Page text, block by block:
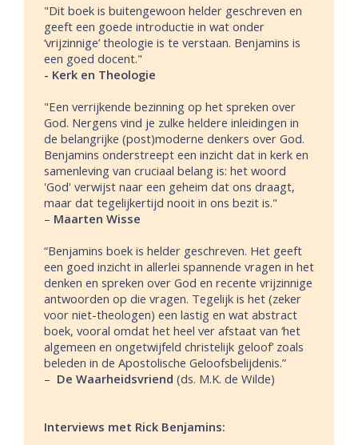
"Dit boek is buitengewoon helder geschreven en
geeft een goede introductie in wat onder
‘vrijzinnige’ theologie is te verstaan. Benjamins is
een goed docent."
- Kerk en Theologie
"Een verrijkende bezinning op het spreken over
God. Nergens vind je zulke heldere inleidingen in
de belangrijke (post)moderne denkers over God.
Benjamins onderstreept een inzicht dat in kerk en
samenleving van cruciaal belang is: het woord
'God' verwijst naar een geheim dat ons draagt,
maar dat tegelijkertijd nooit in ons bezit is."
– Maarten Wisse
“Benjamins boek is helder geschreven. Het geeft
een goed inzicht in allerlei spannende vragen in het
denken en spreken over God en recente vrijzinnige
antwoorden op die vragen. Tegelijk is het (zeker
voor niet-theologen) een lastig en wat abstract
boek, vooral omdat het heel ver afstaat van ‘het
algemeen en ongetwijfeld christelijk geloof’ zoals
beleden in de Apostolische Geloofsbelijdenis.”
– De Waarheidsvriend (ds. M.K. de Wilde)
Interviews met Rick Benjamins: